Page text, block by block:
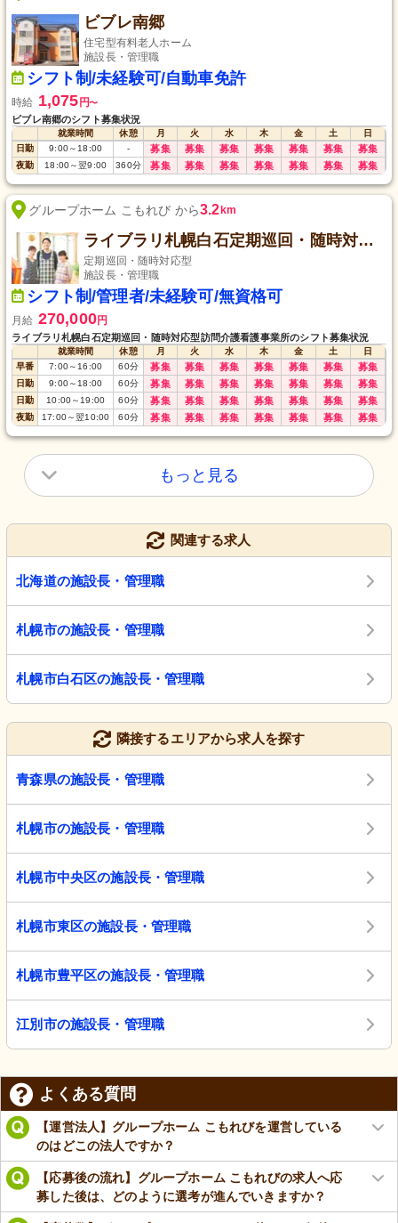
ビブレ南郷
住宅型有料老人ホーム
施設長・管理職
シフト制/未経験可/自動車免許
時給 1,075 円〜
ビブレ南郷のシフト募集状況
就業時間 休憩 月 火 水 木 金 土
日
日勤
9:00～18:00 - 募集 募集 募集 募集 募集 募集 募集
夜勤 18:00～翌9:00 360分 募集 募集 募集 募集 募集 募集 募集
グループホーム こもれび から3.2km
ライブラリ札幌白石定期巡回・随時対応型訪問介護看護事業所
定期巡回・随時対応型
施設長・管理職
シフト制/管理者/未経験可/無資格可
月給 270,000円
ライブラリ札幌白石定期巡回・随時対応型訪問介護看護事業所のシフト募集状況
就業時間 休憩 月 火 水 木 金 土
日
早番
7:00～16:00 60分 募集 募集 募集 募集 募集 募集 募集
日勤 9:00～18:00 60分 募集 募集 募集 募集 募集 募集 募集
日勤 10:00～19:00 60分 募集 募集 募集 募集 募集 募集 募集
夜勤 17:00～翌10:00 60分 募集 募集 募集 募集 募集 募集 募集
もっと見る
関連する求人
北海道の施設長・管理職
札幌市の施設長・管理職
札幌市白石区の施設長・管理職
隣接するエリアから求人を探す
青森県の施設長・管理職
札幌市の施設長・管理職
札幌市中央区の施設長・管理職
札幌市東区の施設長・管理職
札幌市豊平区の施設長・管理職
江別市の施設長・管理職
よくある質問
【運営法人】グループホーム こもれびを運営している
のはどこの法人ですか？
【応募後の流れ】グループホーム こもれびの求人へ応
募した後は、どのように選考が進んでいきますか？